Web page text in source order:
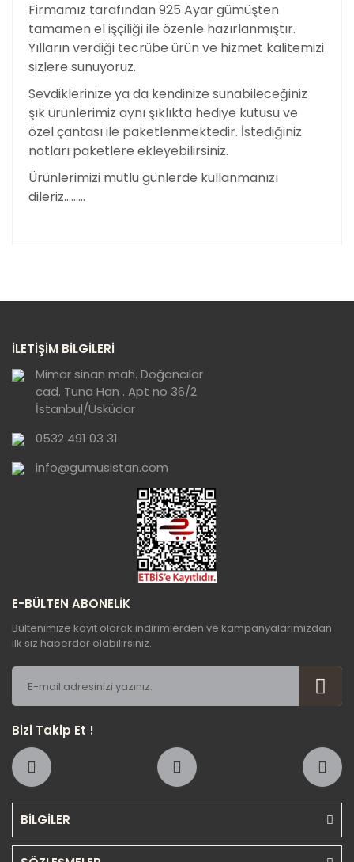
Firmamız tarafından 925 Ayar gümüşten
tamamen el işçiliği ile özenle hazırlanmıştır.
Yılların verdiği tecrübe ürün ve hizmet kalitemizi
sizlere sunuyoruz.
Sevdiklerinize ya da kendinize sunabileceğiniz
şık ürünlerimiz aynı şıklıkta hediye kutusu ve
özel çantası ile paketlenmektedir. İstediğiniz
notları paketlere ekleyebilirsiniz.
Ürünlerimizi mutlu günlerde kullanmanızı
dileriz………
görüntülenemiyor.
Ürün açıklamasında eksik bilgiler bulunuyor.
Ürün bilgilerinde hatalar bulunuyor.
Ürün fiyatı diğer sitelerden daha pahalı.
Bu ürüne benzer farklı alternatifler olmalı.
Gönder
İLETİŞİM BİLGİLERİ
Mimar sinan mah. Doğancılar
cad. Tuna Han . Apt no 36/2
İstanbul/Üsküdar
0532 491 03 31
info@gumusistan.com
BİLGİLER
E-BÜLTEN ABONELİK
Bültenimize kayıt olarak indirimlerden ve kampanyalarımızdan
ilk siz haberdar olabilirsiniz.
Bizi Takip Et !